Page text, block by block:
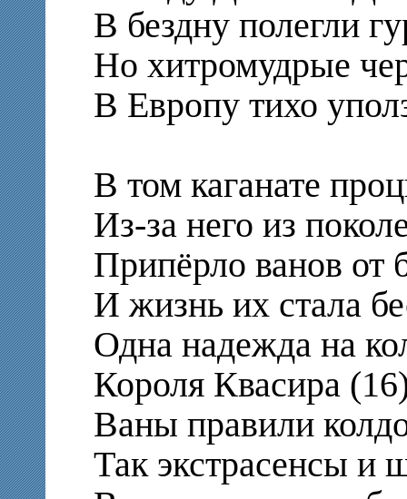
В бездну полегли
Но хитромудрые
В Европу тихо
В том каганате
Из-за него из
Припёрло ванов от
И жизнь их стала
Одна надежда на
Короля Квасира
Ваны правили
Так экстрасенсы и